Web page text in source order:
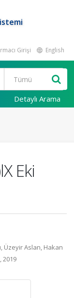
Girişi English
Detaylı Arama
Eki
Üzeyir Aslan, Hakan
2019